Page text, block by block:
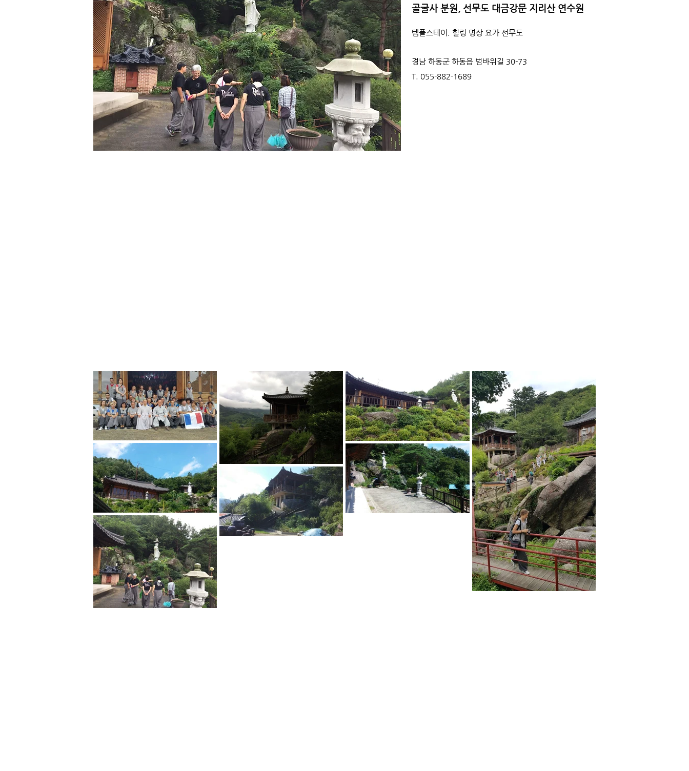
골굴사 분원, 선무도 대금강문 지리산 연수원
템플스테이. 힐링 명상 요가 선무도
경남 하동군 하동읍 범바위길 30-73
T. 055-882-1689